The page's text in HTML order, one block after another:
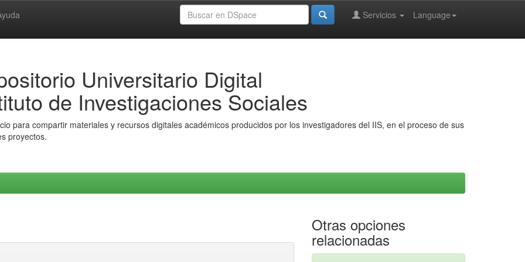
Language
Servicios
Universitario Digital
de Investigaciones Sociales
para compartir materiales y recursos digitales académicos producidos por los investigadores del IIS, en el proceso de sus
proyectos.
Otras opciones
relacionadas